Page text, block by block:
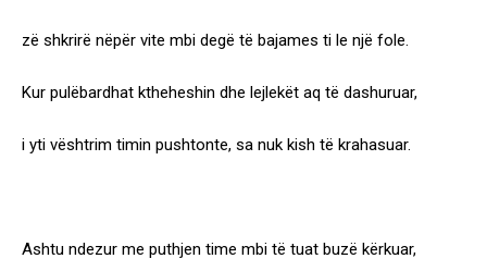
zë shkrirë nëpër vite mbi degë të bajames ti le një fole.
Kur pulëbardhat ktheheshin dhe lejlekët aq të dashuruar,
i yti vështrim timin pushtonte, sa nuk kish të krahasuar.
Ashtu ndezur me puthjen time mbi të tuat buzë kërkuar,